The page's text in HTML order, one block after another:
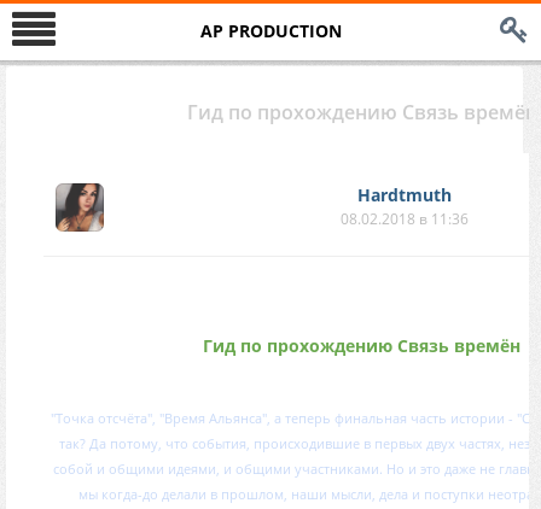
AP PRODUCTION
Гид по прохождению Связь времён
Hardtmuth
08.02.2018 в 11:36
Гид по прохождению Связь времён
"Точка отсчёта", "Время Альянса", а теперь финальная часть истории -
так? Да потому, что события, происходившие в первых двух частях,
собой и общими идеями, и общими участниками. Но и это даже не
мы когда-до делали в прошлом, наши мысли, дела и поступки